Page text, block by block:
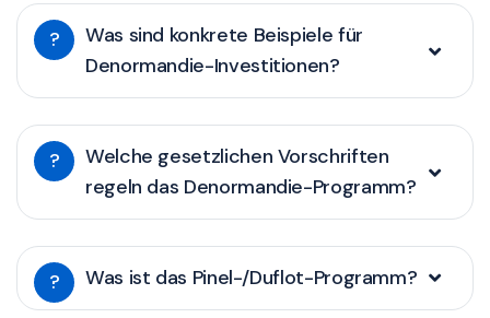
?
Was sind konkrete Beispiele für
Denormandie-Investitionen?
?
Welche gesetzlichen Vorschriften
regeln das Denormandie-Programm?
? Was ist das Pinel-/Duflot-Programm?